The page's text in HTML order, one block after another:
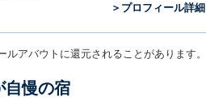
＞プロフィール詳細
アバウトに還元されることがあります。
自慢の宿